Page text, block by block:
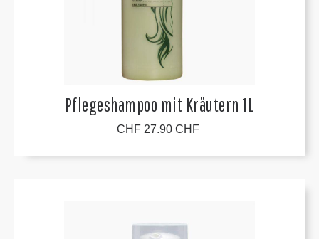
Pflegeshampoo mit Kräutern 1L
CHF 27.90 CHF